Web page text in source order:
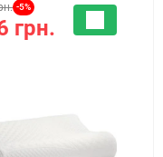
-5%
грн.